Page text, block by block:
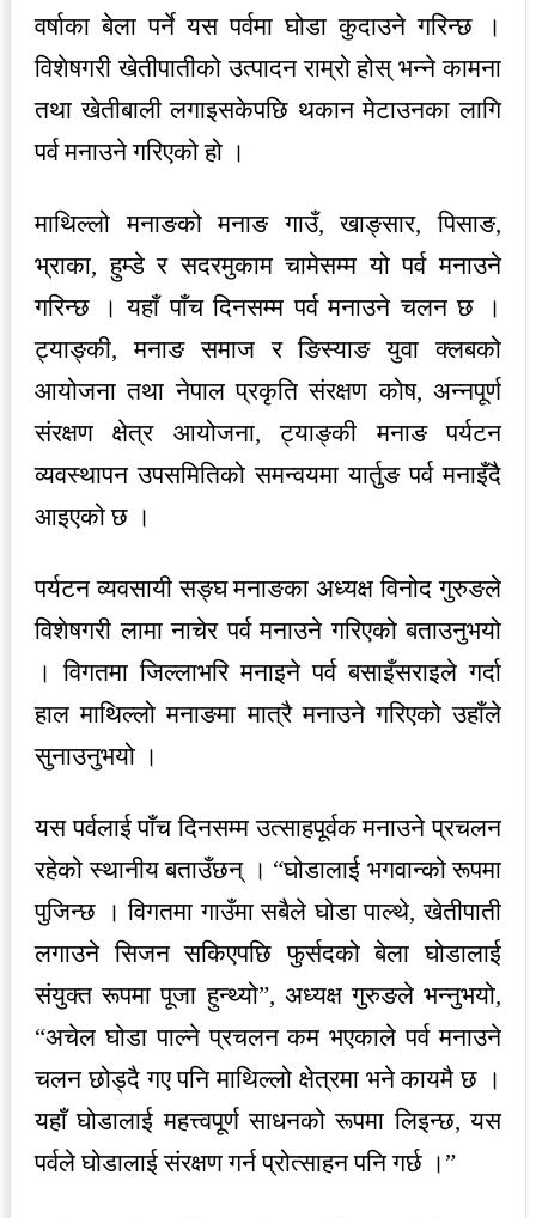
वर्षाका बेला पर्ने यस पर्वमा घोडा कुदाउने गरिन्छ ।
विशेषगरी खेतीपातीको उत्पादन राम्रो होस् भन्ने कामना
तथा खेतीबाली लगाइसकेपछि थकान मेटाउनका लागि
पर्व मनाउने गरिएको हो ।
माथिल्लो मनाङको मनाङ गाउँ, खाङ्सार, पिसाङ,
भ्राका, हुम्डे र सदरमुकाम चामेसम्म यो पर्व मनाउने
गरिन्छ । यहाँ पाँच दिनसम्म पर्व मनाउने चलन छ ।
ट्याङ्की, मनाङ समाज र ङिस्याङ युवा क्लबको
आयोजना तथा नेपाल प्रकृति संरक्षण कोष, अन्नपूर्ण
संरक्षण क्षेत्र आयोजना, ट्याङ्की मनाङ पर्यटन
व्यवस्थापन उपसमितिको समन्वयमा यार्तुङ पर्व मनाइँदै
आइएको छ ।
पर्यटन व्यवसायी सङ्घ मनाङका अध्यक्ष विनोद गुरुङले
विशेषगरी लामा नाचेर पर्व मनाउने गरिएको बताउनुभयो
। विगतमा जिल्लाभरि मनाइने पर्व बसाइँसराइले गर्दा
हाल माथिल्लो मनाङमा मात्रै मनाउने गरिएको उहाँले
सुनाउनुभयो ।
यस पर्वलाई पाँच दिनसम्म उत्साहपूर्वक मनाउने प्रचलन
रहेको स्थानीय बताउँछन् । “घोडालाई भगवान्को रूपमा
पुजिन्छ । विगतमा गाउँमा सबैले घोडा पाल्थे, खेतीपाती
लगाउने सिजन सकिएपछि फुर्सदको बेला घोडालाई
संयुक्त रूपमा पूजा हुन्थ्यो”, अध्यक्ष गुरुङले भन्नुभयो,
“अचेल घोडा पाल्ने प्रचलन कम भएकाले पर्व मनाउने
चलन छोड्दै गए पनि माथिल्लो क्षेत्रमा भने कायमै छ ।
यहाँ घोडालाई महत्त्वपूर्ण साधनको रूपमा लिइन्छ, यस
पर्वले घोडालाई संरक्षण गर्न प्रोत्साहन पनि गर्छ ।”